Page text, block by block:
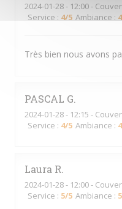
2024-01-28- 12:00 -
Service : 4/5 Ambiance : 4
Très bien nous avons
PASCAL G
2024-01-28- 12:15 -
Service : 4/5 Ambiance : 4
Laura R
2024-01-28- 12:00 -
Service : 5/5 Ambiance : 5